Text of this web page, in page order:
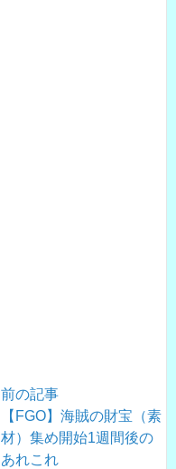
前の記事
【FGO】海賊の財宝（素
材）集め開始1週間後の
あれこれ